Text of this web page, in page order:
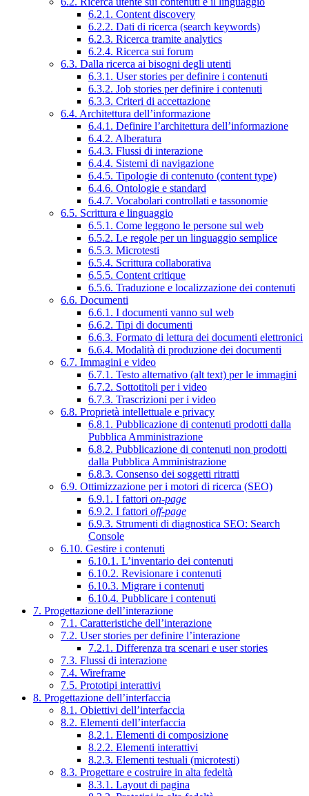
6.2.1. Content discovery
6.2.2. Dati di ricerca (search keywords)
6.2.3. Ricerca tramite analytics
6.2.4. Ricerca sui forum
6.3. Dalla ricerca ai bisogni degli utenti
6.3.1. User stories per definire i contenuti
6.3.2. Job stories per definire i contenuti
6.3.3. Criteri di accettazione
6.4. Architettura dell’informazione
6.4.1. Definire l’architettura dell’informazione
6.4.2. Alberatura
6.4.3. Flussi di interazione
6.4.4. Sistemi di navigazione
6.4.5. Tipologie di contenuto (content type)
6.4.6. Ontologie e standard
6.4.7. Vocabolari controllati e tassonomie
6.5. Scrittura e linguaggio
6.5.1. Come leggono le persone sul web
6.5.2. Le regole per un linguaggio semplice
6.5.3. Microtesti
6.5.4. Scrittura collaborativa
6.5.5. Content critique
6.5.6. Traduzione e localizzazione dei contenuti
6.6. Documenti
6.6.1. I documenti vanno sul web
6.6.2. Tipi di documenti
6.6.3. Formato di lettura dei documenti elettronici
6.6.4. Modalità di produzione dei documenti
6.7. Immagini e video
6.7.1. Testo alternativo (alt text) per le immagini
6.7.2. Sottotitoli per i video
6.7.3. Trascrizioni per i video
6.8. Proprietà intellettuale e privacy
6.8.1. Pubblicazione di contenuti prodotti dalla
Pubblica Amministrazione
6.8.2. Pubblicazione di contenuti non prodotti
dalla Pubblica Amministrazione
6.8.3. Consenso dei soggetti ritratti
6.9. Ottimizzazione per i motori di ricerca (SEO)
6.9.1. I fattori on-page
6.9.2. I fattori off-page
6.9.3. Strumenti di diagnostica SEO: Search
Console
6.10. Gestire i contenuti
6.10.1. L’inventario dei contenuti
6.10.2. Revisionare i contenuti
6.10.3. Migrare i contenuti
6.10.4. Pubblicare i contenuti
7. Progettazione dell’interazione
7.1. Caratteristiche dell’interazione
7.2. User stories per definire l’interazione
7.2.1. Differenza tra scenari e user stories
7.3. Flussi di interazione
7.4. Wireframe
7.5. Prototipi interattivi
8. Progettazione dell’interfaccia
8.1. Obiettivi dell’interfaccia
8.2. Elementi dell’interfaccia
8.2.1. Elementi di composizione
8.2.2. Elementi interattivi
8.2.3. Elementi testuali (microtesti)
8.3. Progettare e costruire in alta fedeltà
8.3.1. Layout di pagina